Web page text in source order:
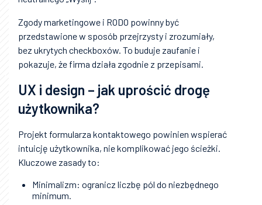
Zgody marketingowe i RODO powinny być
przedstawione w sposób przejrzysty i zrozumiały,
bez ukrytych checkboxów. To buduje zaufanie i
pokazuje, że firma działa zgodnie z przepisami.
UX i design – jak uprościć drogę
użytkownika?
Projekt formularza kontaktowego powinien wspierać
intuicję użytkownika, nie komplikować jego ścieżki.
Kluczowe zasady to:
Minimalizm: ogranicz liczbę pól do niezbędnego
minimum.